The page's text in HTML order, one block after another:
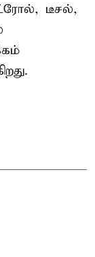
டீசல்,